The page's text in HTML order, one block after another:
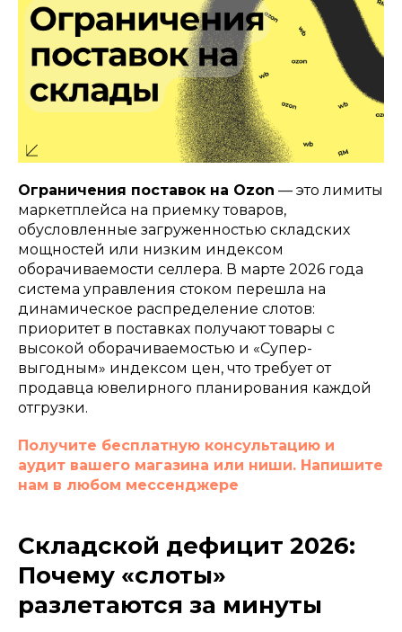
Ограничения поставок на Ozon — это лимиты
маркетплейса на приемку товаров,
обусловленные загруженностью складских
мощностей или низким индексом
оборачиваемости селлера. В марте 2026 года
система управления стоком перешла на
динамическое распределение слотов:
приоритет в поставках получают товары с
высокой оборачиваемостью и «Супер-
выгодным» индексом цен, что требует от
продавца ювелирного планирования каждой
отгрузки.
Получите бесплатную консультацию и
аудит вашего магазина или ниши. Напишите
нам в любом мессенджере
Складской дефицит 2026:
Почему «слоты»
разлетаются за минуты